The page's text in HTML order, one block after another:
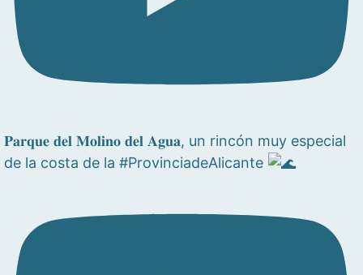
𝐏𝐚𝐫𝐪𝐮𝐞 𝐝𝐞𝐥 𝐌𝐨𝐥𝐢𝐧𝐨 𝐝𝐞𝐥 𝐀𝐠𝐮𝐚, un rincón muy especial
de la costa de la #ProvinciadeAlicante